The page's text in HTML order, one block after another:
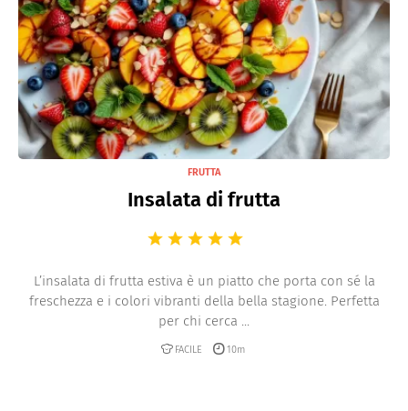
FRUTTA
Insalata di frutta
L’insalata di frutta estiva è un piatto che porta con sé la
freschezza e i colori vibranti della bella stagione. Perfetta
per chi cerca ...
FACILE 10m